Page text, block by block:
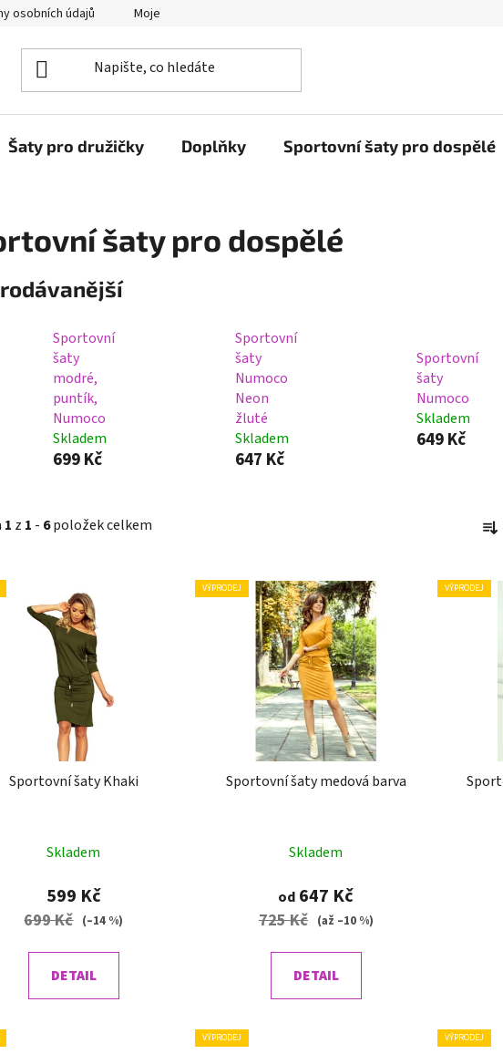
osobních údajů Moje objednávka
Šaty pro družičky Doplňky Sportovní šaty pro dospělé
šaty pro dospělé
Sportovní
šaty
modré,
puntík,
Numoco
Skladem
699 Kč
Sportovní
šaty
Numoco
Neon
žluté
Skladem
647 Kč
Sportovní
šaty
Numoco
Skladem
649 Kč
1 z 1 - 6položek celkem
a
e
k
Sportovní šaty Khaki
Skladem
599 Kč
699 Kč (–14 %)
DETAIL
VÝPRODEJ
Sportovní šaty medová barva
Skladem
od 647 Kč
725 Kč (až –10 %)
DETAIL
VÝPRODEJ
VÝPRODEJ VÝPRODEJ